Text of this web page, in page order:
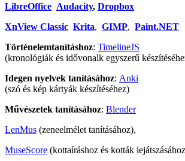
LibreOffice Audacity, Dropbox
XnView Classic Krita, GIMP, Paint.NET
Történelemtanításhoz: TimelineJS
(kronológiák és idővonalk egyszerű
Idegen nyelvek tanításához: Anki
(szó és kép kártyák készítéséhez)
Művészetek tanításához: Blender
LenMus (zeneelmélet tanításához),
MuseScore (kottaíráshoz és kották